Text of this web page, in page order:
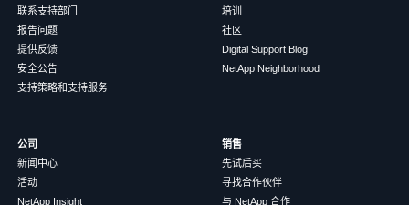
联系支持部门
报告问题
提供反馈
安全公告
支持策略和支持服务
培训
社区
Digital Support Blog
NetApp Neighborhood
公司
新闻中心
活动
NetApp Insight
销售
先试后买
寻找合作伙伴
与 NetApp 合作